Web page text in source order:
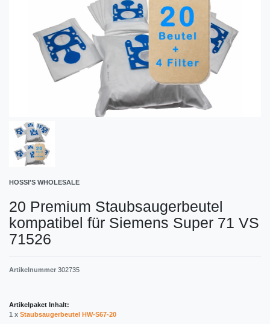
HOSSI'S WHOLESALE
20 Premium Staubsaugerbeutel
kompatibel für Siemens Super 71 VS
71526
Artikelnummer 302735
Artikelpaket Inhalt:
1 x Staubsaugerbeutel HW-S67-20